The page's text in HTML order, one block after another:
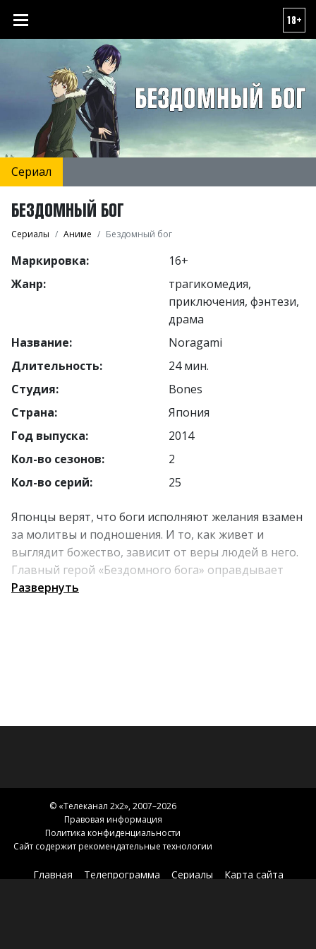
18+
Сериал
БЕЗДОМНЫЙ БОГ
Сериалы Аниме Бездомный бог
Маркировка:
16+
Жанр:
трагикомедия,
приключения, фэнтези,
драма
Название:
Noragami
Длительность:
24 мин.
Студия:
Bones
Страна:
Япония
Год выпуска:
2014
Кол-во сезонов:
2
Кол-во серий:
25
Японцы верят, что боги исполняют желания взамен
за молитвы и подношения. И то, как живет и
выглядит божество, зависит от веры людей в него.
Главный герой «Бездомного бога» оправдывает
название аниме - покровитель погибели из-за
себя богом, способным исполнять желания.
Развернуть
© «Телеканал 2x2», 2007–2026
Правовая информация
Политика конфиденциальности
Сайт содержит рекомендательные технологии
Главная Телепрограмма Сериалы
Карта сайта